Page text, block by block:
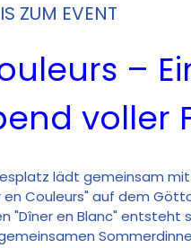
ZUM EVENT
–
voller
lädt gemeinsam mit
en Couleurs" auf dem
"Dîner en Blanc" entsteht